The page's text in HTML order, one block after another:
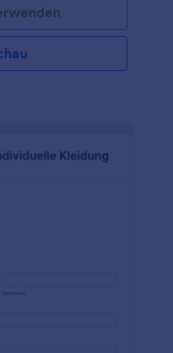
Formular auf der
erstellen. Fügen Sie Ihr
hinzu und fügen Sie
Website ein oder